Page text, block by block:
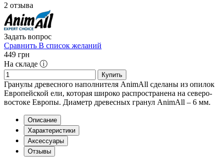
2 отзыва
Задать вопрос
Сравнить В список желаний
449 грн
На складе ⓘ
Купить
Гранулы древесного наполнителя AnimAll сделаны из опилок
Европейской ели, которая широко распространена на северо-
востоке Европы. Диаметр древесных гранул AnimAll – 6 мм.
Описание
Характеристики
Аксессуары
Отзывы